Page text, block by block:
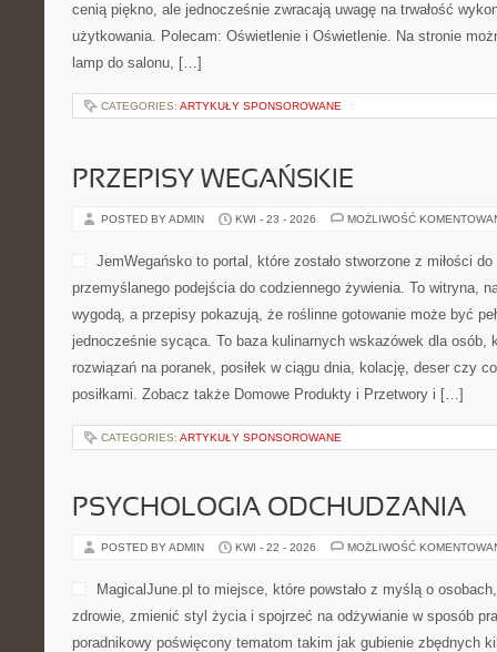
cenią piękno, ale jednocześnie zwracają uwagę na trwałość
użytkowania. Polecam: Oświetlenie i Oświetlenie. Na stronie
lamp do salonu, […]
CATEGORIES: ARTYKUŁY SPONSOROWANE
PRZEPISY WEGAŃSKIE
POSTED BY ADMIN KWI - 23 - 2026 MOŻLIWOŚĆ
JemWegańsko to portal, które zostało stworzone z miłości
przemyślanego podejścia do codziennego żywienia. To witryna,
wygodą, a przepisy pokazują, że roślinne gotowanie może być
jednocześnie sycąca. To baza kulinarnych wskazówek dla osób,
rozwiązań na poranek, posiłek w ciągu dnia, kolację, deser czy
posiłkami. Zobacz także Domowe Produkty i Przetwory i […]
CATEGORIES: ARTYKUŁY SPONSOROWANE
PSYCHOLOGIA ODCHUDZANIA
POSTED BY ADMIN KWI - 22 - 2026 MOŻLIWOŚĆ
MagicalJune.pl to miejsce, które powstało z myślą o
zdrowie, zmienić styl życia i spojrzeć na odżywianie w sposób
poradnikowy poświęcony tematom takim jak gubienie zbędnych